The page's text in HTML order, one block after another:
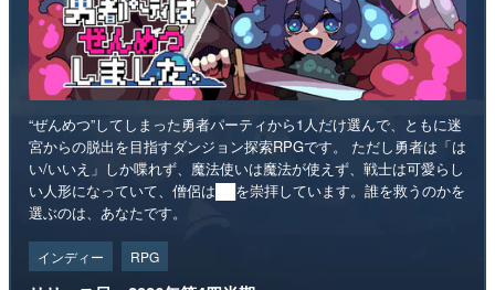
“ぜんめつ”してしまった勇者パーティから1人だけ選んで、ともに迷
宮からの脱出を目指すダンジョン探索RPGです。 ただし勇者は「は
い/いいえ」しか喋れず、魔法使いは魔法が使えず、戦士は可愛らし
い人形になっていて、僧侶は██を崇拝しています。誰を救うのかを
選ぶのは、あなたです。
インディー RPG